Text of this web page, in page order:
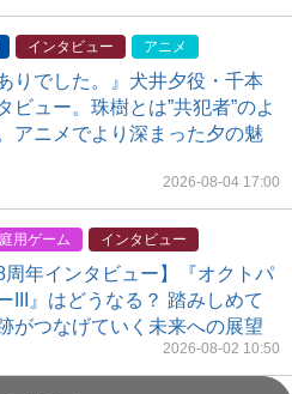
インタビュー アニメ
りでした。』犬井夕役・千本
ビュー。珠樹とは”共犯者”のよ
アニメでより深まった夕の魅
2026-08-04 17:00
用ゲーム インタビュー
周年インタビュー】『オクトパ
III』はどうなる？ 踏みしめて
がつなげていく未来への展望
2026-08-02 10:50